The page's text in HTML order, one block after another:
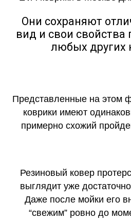
Они сохраняют
вид и свои свойства
любых других
Представленные на этом
коврики имеют
примерно схожий
Резиновый ковер
выглядит уже
Даже после мойки его
“свежим” ровно до